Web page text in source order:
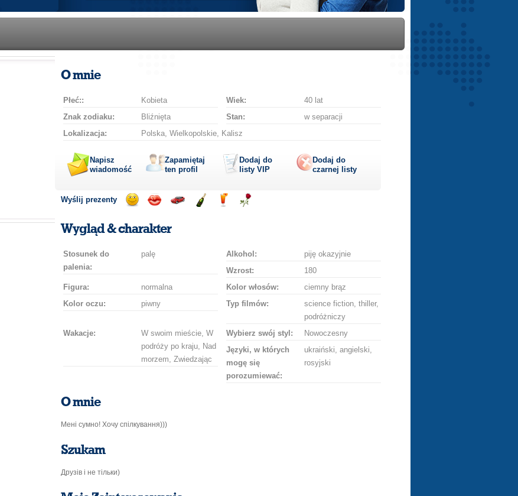
O mnie
Płeć:: Kobieta Wiek:
40 lat
Znak zodiaku:
Bliźnięta Stan:
w separacji
Lokalizacja:
Polska, Wielkopolskie, Kalisz
Napisz
wiadomość
Zapamiętaj
ten profil
Dodaj do
listy VIP
Dodaj do
czarnej listy
Wyślij prezenty
uśmiechbuziaka
Wygląd & charakter
Stosunek do
palenia:
palę Alkohol:
piję okazyjnie
Wzrost:
180
Figura:
normalna Kolor włosów:
ciemny brąz
Kolor oczu:
piwny Typ filmów:
science fiction, thiller,
podróżniczy
Wakacje:
W swoim mieście, W
podróży po kraju, Nad
morzem, Zwiedzając
Wybierz swój styl:
Nowoczesny
Języki, w których
mogę się
porozumiewać:
ukraiński, angielski,
rosyjski
O mnie
Мені сумно! Хочу спілкування)))
Szukam
Друзів і не тільки)